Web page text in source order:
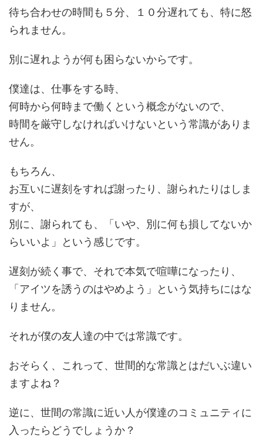
待ち合わせの時間も５分、１０分遅れても、特に怒
られません。
別に遅れようが何も困らないからです。
僕達は、仕事をする時、
何時から何時まで働くという概念がないので、
時間を厳守しなければいけないという常識がありま
せん。
もちろん、
お互いに遅刻をすれば謝ったり、謝られたりはしま
すが、
別に、謝られても、「いや、別に何も損してないか
らいいよ」という感じです。
遅刻が続く事で、それで本気で喧嘩になったり、
「アイツを誘うのはやめよう」という気持ちにはな
りません。
それが僕の友人達の中では常識です。
おそらく、これって、世間的な常識とはだいぶ違い
ますよね？
逆に、世間の常識に近い人が僕達のコミュニティに
入ったらどうでしょうか？